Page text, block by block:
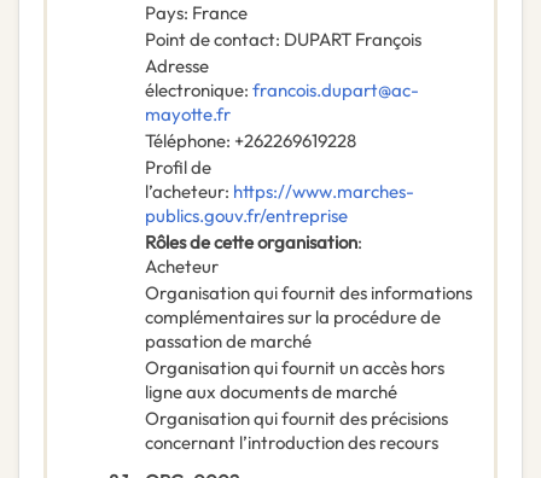
Pays: France
Point de contact: DUPART François
Adresse
électronique: francois.dupart@ac-
mayotte.fr
Téléphone: +262269619228
Profil de
l’acheteur: https://www.marches-
publics.gouv.fr/entreprise
Rôles de cette organisation:
Acheteur
Organisation qui fournit des informations
complémentaires sur la procédure de
passation de marché
Organisation qui fournit un accès hors
ligne aux documents de marché
Organisation qui fournit des précisions
concernant l’introduction des recours